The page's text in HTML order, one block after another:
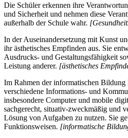
Die Schüler erkennen ihre
und Sicherheit und nehmen diese
außerhalb der Schule wahr.
In der Auseinandersetzung mit Kunst
ihr ästhetisches Empfinden aus. Sie
Ausdrucks- und Gestaltungsfähigkeit
Leistung anderer. [ästhetisches
Im Rahmen der informatischen Bildung
verschiedene Informations- und
insbesondere Computer und mobile
sachgerecht, situativ-zweckmäßig und
Lösung von Aufgaben zu nutzen. Sie
Funktionsweisen. [informatische